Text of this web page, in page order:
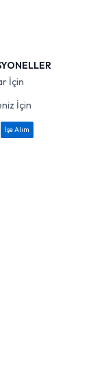
İçin
İçin
İşe Alım